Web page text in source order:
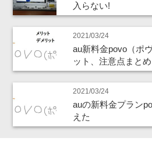
入らない!
2021/03/24
au新料金povo（ポ
ット、注意点まとめ
2021/03/24
auの新料金プラン
えた